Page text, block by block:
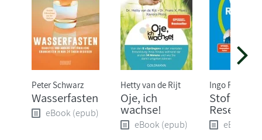
Peter Schwarz
Wasserfasten
eBook (epub)
Hetty van de Rijt
Oje, ich
wachse!
eBook (epub)
Ingo Froböse
Reset
eBook